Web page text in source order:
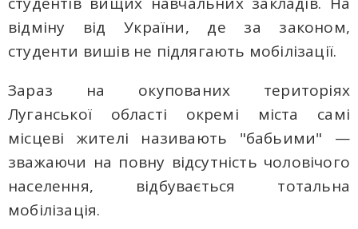
відміну від України, де за законом,
студенти вишів не підлягають мобілізації.
Зараз на окупованих територіях
Луганської області окремі міста самі
місцеві жителі називають "бабьими" —
зважаючи на повну відсутність чоловічого
населення, відбувається тотальна
мобілізація.